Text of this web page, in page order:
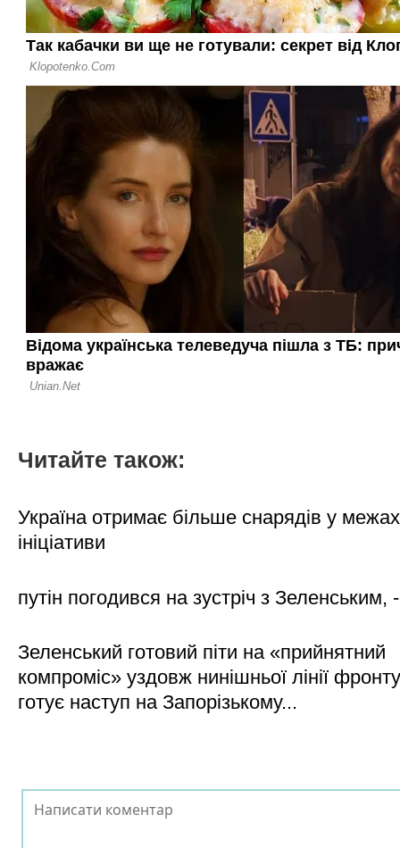
Читайте також:
Україна отримає більше снарядів у межах
ініціативи
путін погодився на зустріч з Зеленським,
Зеленський готовий піти на «прийнятний
компроміс» уздовж нинішньої лінії
готує наступ на Запорізькому...